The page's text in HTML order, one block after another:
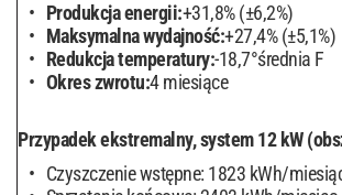
Produkcja energii:+31,8% (±6,2%)
Maksymalna wydajność:+27,4% (±5,1%)
Redukcja temperatury:-18,7°średnia F
Okres zwrotu:4 miesiące
Przypadek ekstremalny, system 12 kW
Czyszczenie wstępne: 1823 kWh/